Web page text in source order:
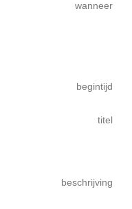
wanneer
begintijd
titel
beschrijving